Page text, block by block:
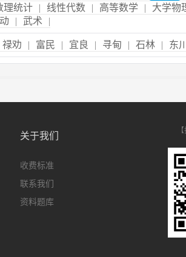
理统计 | 线性代数 | 高等数学 | 大学物
| 武术 |
禄劝 | 富民 | 宜良 | 寻甸 | 石林 | 东川
关于我们
收费标准
联系我们
资料题库